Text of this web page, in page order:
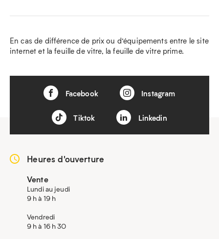
En cas de différence de prix ou d’équipements entre le site
internet et la feuille de vitre, la feuille de vitre prime.
Facebook Instagram
Tiktok Linkedin
Heures d'ouverture
Vente
Lundi au jeudi
9 h à 19 h
Vendredi
9 h à 16 h 30